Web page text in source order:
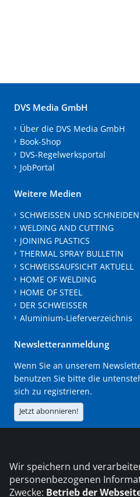
DVS Media GmbH
Über die DVS Media GmbH
Book-Shop
DVS-Regelwerksportal
JobPortal
Weitere Medien
SCHWEISSEN UND SCHNEIDEN
WELDING AND CUTTING
JOINING PLASTICS
THERMAL SPRAY BULLETIN
SCHWEISSAUFSICHT AKTUELL
HOME OF WELDING
HOME OF STEEL
DER SCHWEISSER
Aluminium-Lieferverzeichnis
Newsletteranmeldung
Wenn Sie an unserem
benutzen Sie bitte die
sich zu registrieren.
Jetzt abonnieren!
Die DVS Media GmbH ist
Wir speichern und
personenbezogenen
Zwecke: Betrieb der